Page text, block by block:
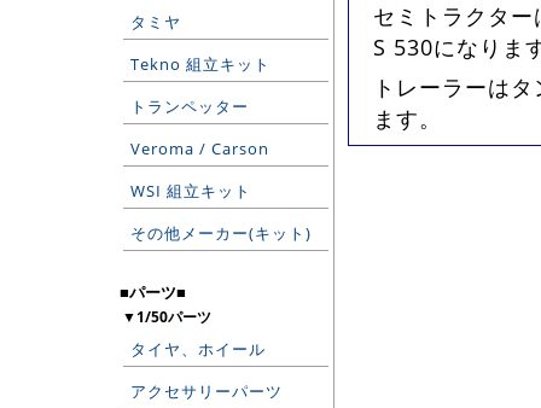
タミヤ
Tekno 組立キット
トランペッター
Veroma / Carson
WSI 組立キット
その他メーカー(キット)
■パーツ■
▼1/50パーツ
タイヤ、ホイール
アクセサリーパーツ
セミトラクタ
S 530になりま
トレーラーは
ます。